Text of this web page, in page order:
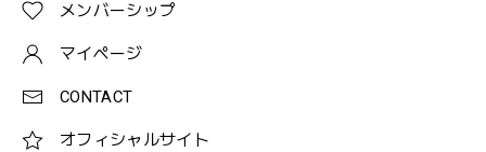
メンバーシップ
マイページ
CONTACT
オフィシャルサイト